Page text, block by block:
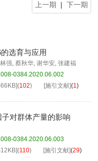
上一期 | 下一期
选育与应用
林强, 蔡秋华, 谢华安, 张建福
0384.2020.06.002
](102) [施引文献](1)
对群体产量的影响
0384.2020.06.003
](110) [施引文献](29)